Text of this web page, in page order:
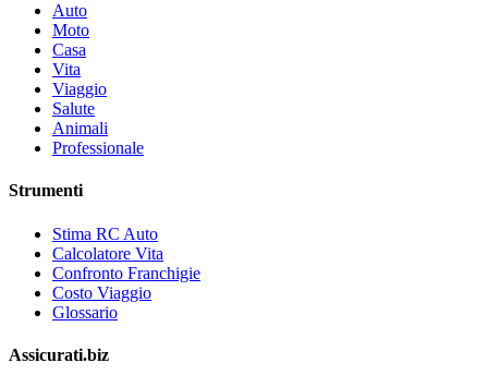
Auto
Moto
Casa
Vita
Viaggio
Salute
Animali
Professionale
Strumenti
Stima RC Auto
Calcolatore Vita
Confronto Franchigie
Costo Viaggio
Glossario
Assicurati.biz